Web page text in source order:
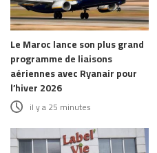
Le Maroc lance son plus grand
programme de liaisons
aériennes avec Ryanair pour
l’hiver 2026
il y a 25 minutes